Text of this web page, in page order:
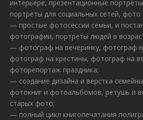
интерьере, презентационные
портреты для социальных сетей,
— простые фотосессии семьи, и
фотографии, портреты людей в
— фотограф на вечеринку, фотограф
фотограф на крестины, фотограф на
фоторепортаж праздника;
— создание дизайна и верстка
фотокниг и фотоальбомов, ретушь и
старых фото;
— полный цикл книгопечатания